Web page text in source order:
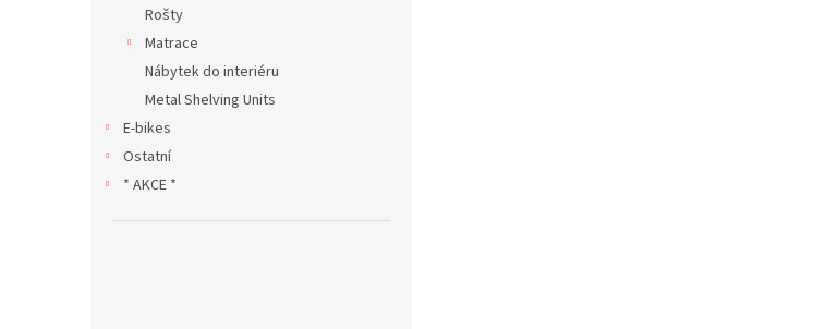
Rošty
Matrace
Nábytek do interiéru
Metal Shelving Units
E-bikes
Ostatní
* AKCE *